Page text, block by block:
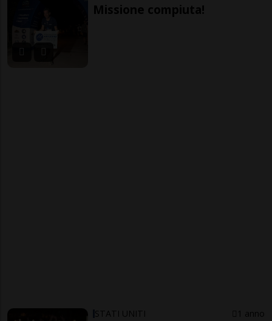
Missione compiuta!
STATI UNITI 1 anno